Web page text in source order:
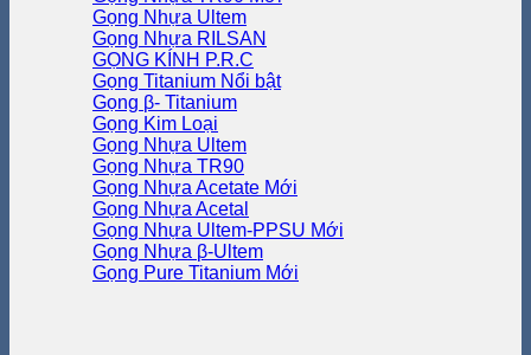
Gọng Nhựa Ultem
Gọng Nhựa RILSAN
GỌNG KÍNH P.R.C
Gọng Titanium
Gọng β- Titanium
Gọng Kim Loại
Gọng Nhựa Ultem
Gọng Nhựa TR90
Gọng Nhựa Acetate
Gọng Nhựa Acetal
Gọng Nhựa Ultem-PPSU
Gọng Nhựa β-Ultem
Gọng Pure Titanium